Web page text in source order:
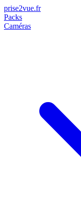
prise2vue.fr
Packs
Caméras